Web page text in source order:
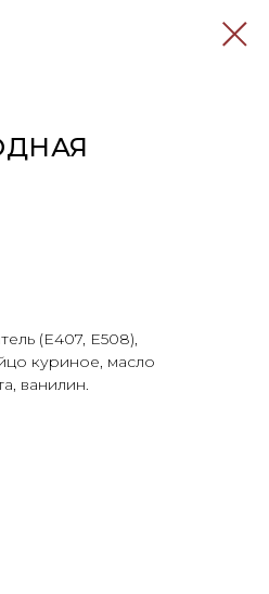
(Е407, Е508),
куриное, масло
ванилин.